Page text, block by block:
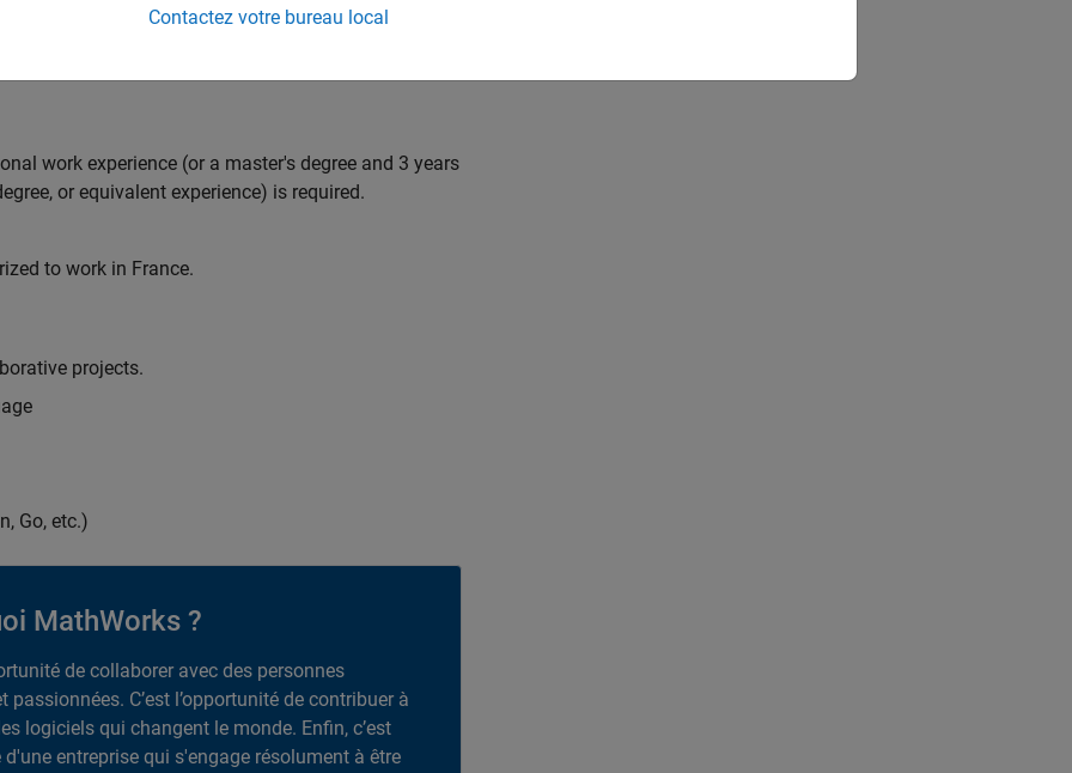
automation
and effectiveness (Coverage, Code completeness)
work experience (or a master's degree and 3 years
or equivalent experience) is required.
to work in France.
projects.
Go, etc.)
MathWorks ?
de collaborer avec des personnes
passionnées. C’est l’opportunité de contribuer à
logiciels qui changent le monde. Enfin, c’est
entreprise qui s'engage résolument à être
Contactez votre bureau local